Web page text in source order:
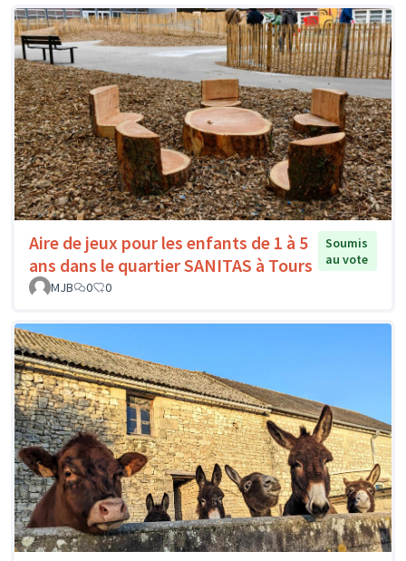
Aire de jeux pour les enfants de 1 à 5
ans dans le quartier SANITAS à Tours
Soumis
au vote
MJB
0 0